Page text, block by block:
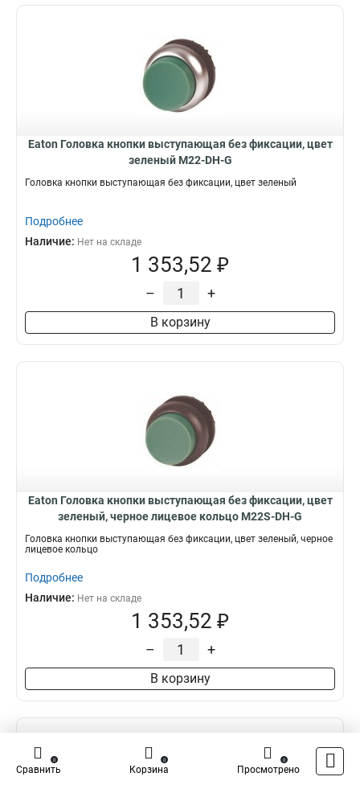
Eaton Головка кнопки выступающая без фиксации, цвет
зеленый M22-DH-G
Головка кнопки выступающая без фиксации, цвет зеленый
Подробнее
Наличие: Нет на складе
1 353,52 ₽
– +
В корзину
Eaton Головка кнопки выступающая без фиксации, цвет
зеленый, черное лицевое кольцо M22S-DH-G
Головка кнопки выступающая без фиксации, цвет зеленый, черное
лицевое кольцо
Подробнее
Наличие: Нет на складе
1 353,52 ₽
– +
В корзину
Сравнить
0
Корзина
0
Просмотрено
0